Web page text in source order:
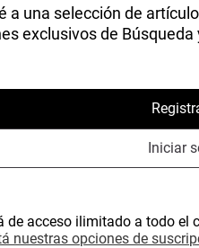
a una selección de
exclusivos de Búsqueda
Iniciar
de acceso ilimitado a todo el
nuestras opciones de